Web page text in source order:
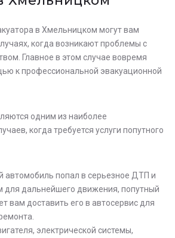
в Хмельницком могут вам
когда возникают проблемы с
Главное в этом случае вовремя
к профессиональной эвакуационной
одним из наиболее
когда требуется услуги попутного
автомобиль попал в серьезное ДТП и
для дальнейшего движения, попутный
вам доставить его в автосервис для
электрической системы,